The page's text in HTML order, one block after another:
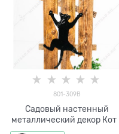
801-309B
Садовый настенный
металлический декор Кот с
птичкой 801-309 h=41 см